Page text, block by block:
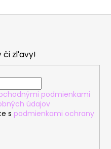
či zľavy!
podmienkami
údajov
s podmienkami ochrany